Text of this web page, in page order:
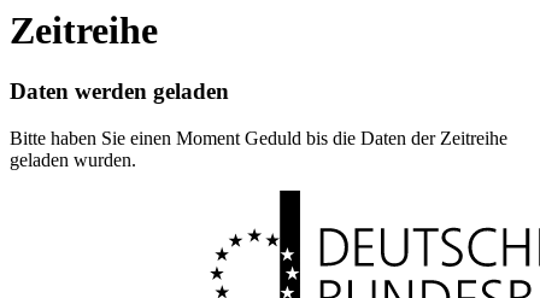
Zeitreihe
Daten werden geladen
Bitte haben Sie einen Moment Geduld bis die Daten der Zeitreihe
geladen wurden.